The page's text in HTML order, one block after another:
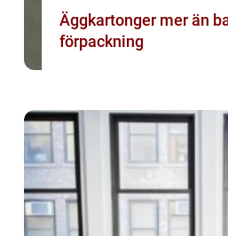
Äggkartonger mer än bara en
förpackning